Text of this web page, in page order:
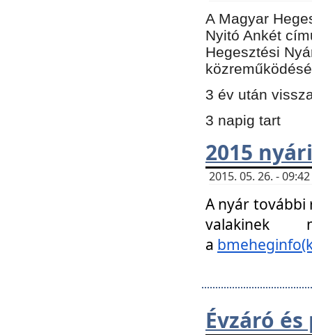
A Magyar
Nyitó Ankét
Hegesztési
3 év után
3 napig tart
2015
2015. 05. 26. -
A nyár további
a
Évzáró